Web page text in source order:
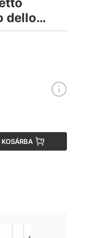
dello
KOSÁRBA